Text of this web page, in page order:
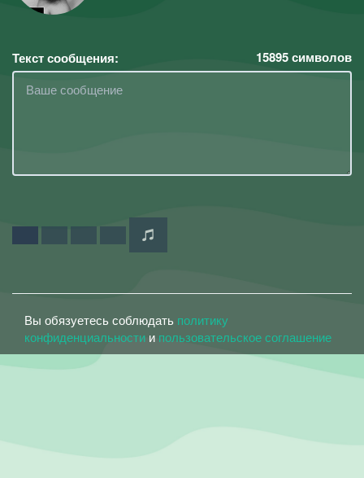
Текст сообщения: 15895символов
Вы обязуетесь соблюдать политику
конфиденциальности и пользовательское соглашение